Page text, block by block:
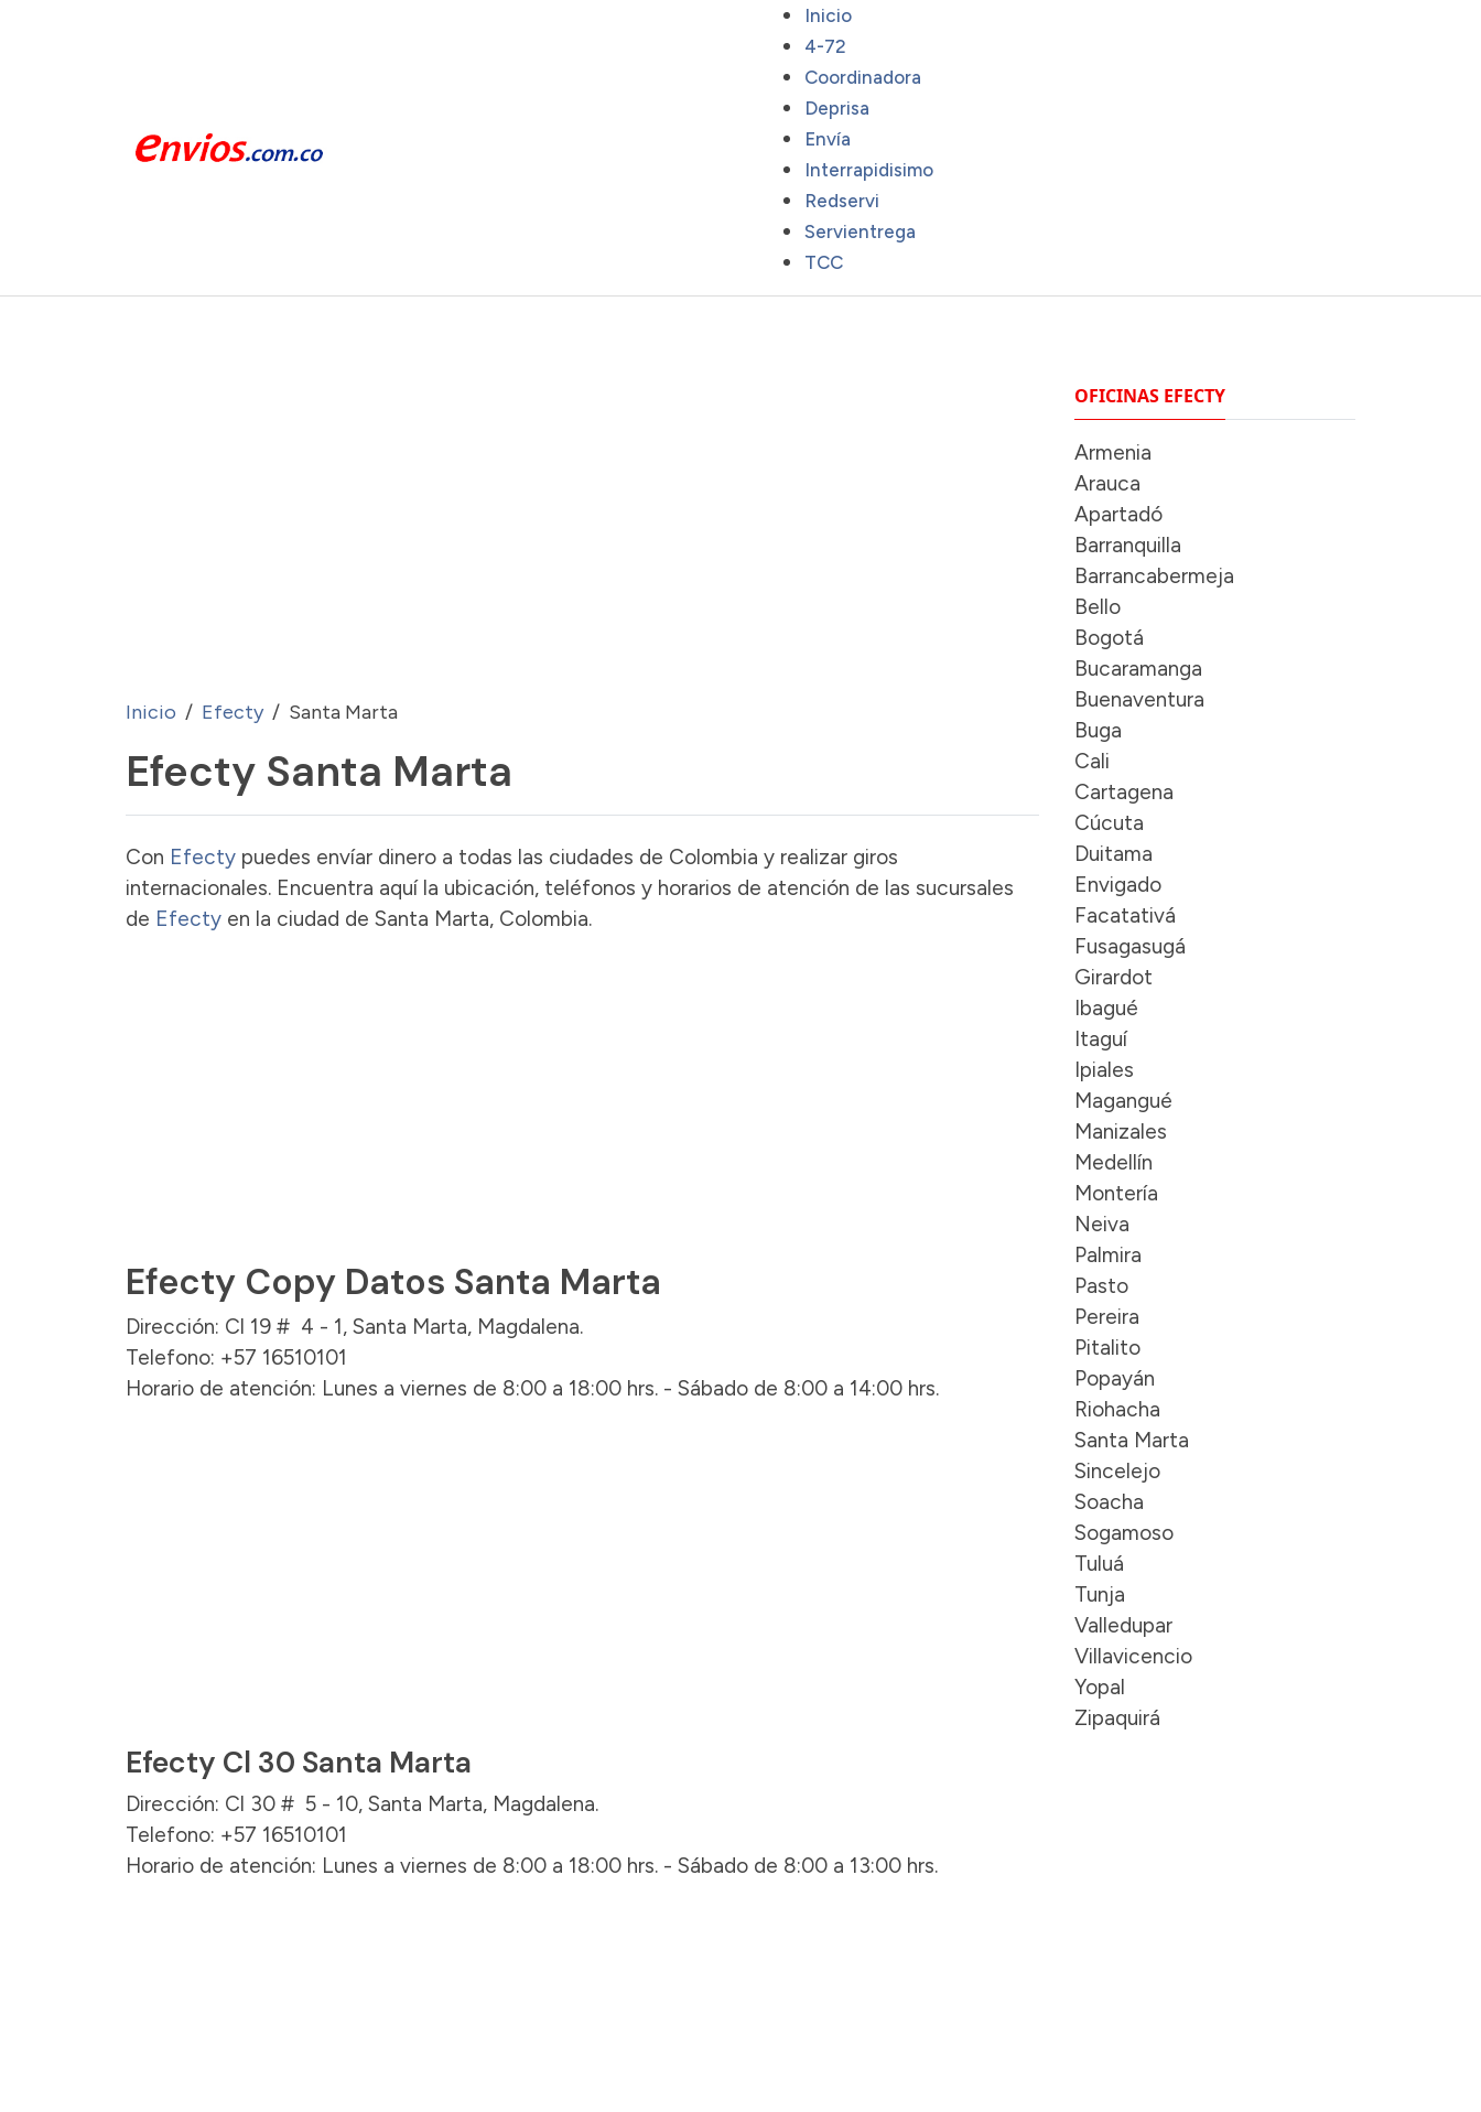
Inicio
4-72
Coordinadora
Deprisa
Envía
Interrapidisimo
Redservi
Servientrega
TCC
Inicio Efecty Santa Marta
Efecty Santa Marta
Con Efecty puedes envíar dinero a todas las ciudades de Colombia y realizar giros
internacionales. Encuentra aquí la ubicación, teléfonos y horarios de atención de las sucursales
de Efecty en la ciudad de Santa Marta, Colombia.
Efecty Copy Datos Santa Marta
Dirección: Cl 19 # 4 - 1, Santa Marta, Magdalena.
Telefono: +57 16510101
Horario de atención: Lunes a viernes de 8:00 a 18:00 hrs. - Sábado de 8:00 a 14:00 hrs.
Efecty Cl 30 Santa Marta
Dirección: Cl 30 # 5 - 10, Santa Marta, Magdalena.
Telefono: +57 16510101
Horario de atención: Lunes a viernes de 8:00 a 18:00 hrs. - Sábado de 8:00 a 13:00 hrs.
OFICINAS EFECTY
Armenia
Arauca
Apartadó
Barranquilla
Barrancabermeja
Bello
Bogotá
Bucaramanga
Buenaventura
Buga
Cali
Cartagena
Cúcuta
Duitama
Envigado
Facatativá
Fusagasugá
Girardot
Ibagué
Itaguí
Ipiales
Magangué
Manizales
Medellín
Montería
Neiva
Palmira
Pasto
Pereira
Pitalito
Popayán
Riohacha
Santa Marta
Sincelejo
Soacha
Sogamoso
Tuluá
Tunja
Valledupar
Villavicencio
Yopal
Zipaquirá